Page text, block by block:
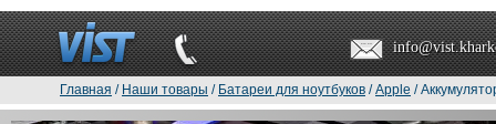
Главная / Наши товары / Батареи для ноутбуков /Apple /